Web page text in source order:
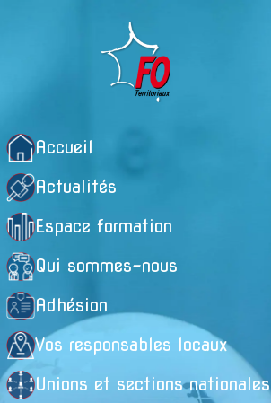
Accueil
Actualités
Espace formation
Qui sommes-nous
Adhésion
Vos responsables locaux
Unions et sections nationales